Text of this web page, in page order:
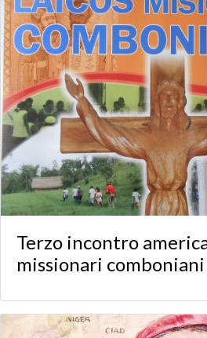
Terzo incontro
missionari comboniani